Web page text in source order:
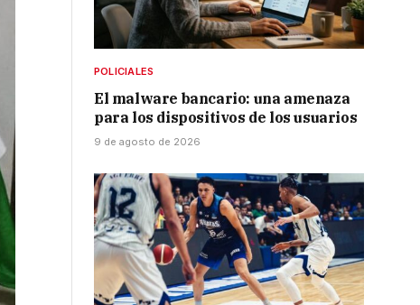
POLICIALES
El malware bancario: una amenaza
para los dispositivos de los usuarios
9 de agosto de 2026